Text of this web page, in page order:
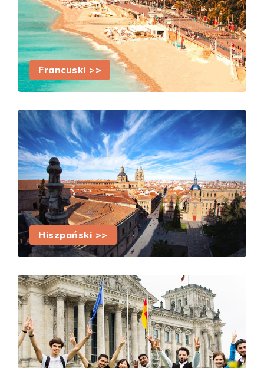
Francuski >>
Hiszpański >>